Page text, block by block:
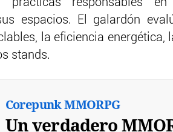
prácticas responsables
espacios. El galardón
la eficiencia energética,
stands.
Corepunk MMORPG
Un verdadero